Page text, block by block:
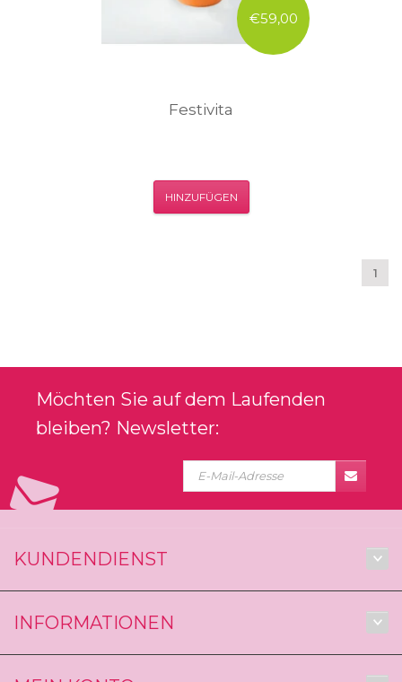
€59,00
Festivita
HINZUFÜGEN
1
Möchten Sie auf dem Laufenden
bleiben? Newsletter:
KUNDENDIENST
INFORMATIONEN